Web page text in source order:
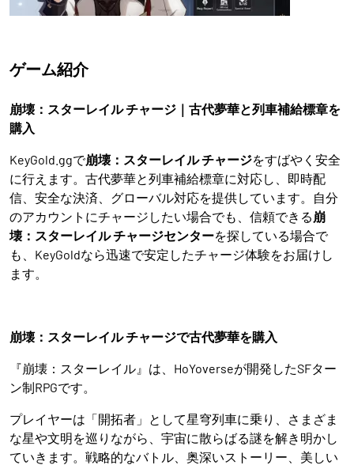
ゲーム紹介
崩壊：スターレイル チャージ｜古代夢華と列車補給標章を
購入
KeyGold.ggで崩壊：スターレイル チャージをすばやく安全
に行えます。古代夢華と列車補給標章に対応し、即時配
信、安全な決済、グローバル対応を提供しています。自分
のアカウントにチャージしたい場合でも、信頼できる 崩
壊：スターレイル チャージセンターを探している場合で
も、KeyGoldなら迅速で安定したチャージ体験をお届けし
ます。
崩壊：スターレイル チャージで古代夢華を購入
『崩壊：スターレイル』は、HoYoverseが開発したSFター
ン制RPGです。
プレイヤーは「開拓者」として星穹列車に乗り、さまざま
な星や文明を巡りながら、宇宙に散らばる謎を解き明かし
ていきます。戦略的なバトル、奥深いストーリー、美しい